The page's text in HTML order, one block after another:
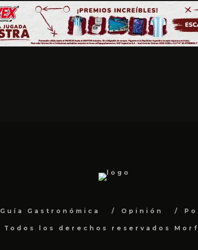
Guía Gastronómica Opinión
Todos los derechos reservados